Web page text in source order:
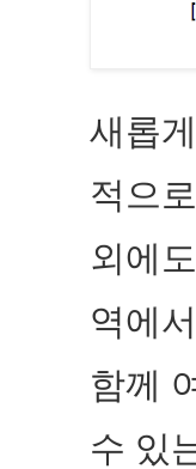
새롭
적으
외에도
역에
함께
수 있